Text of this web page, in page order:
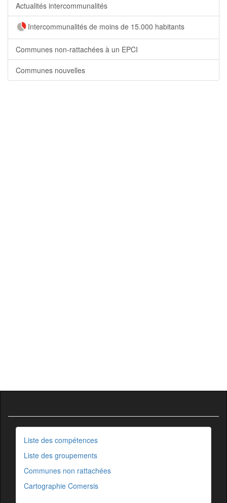
Actualités intercommunalités
Intercommunalités de moins de 15.000 habitants
Communes non-rattachées à un EPCI
Communes nouvelles
Liste des compétences
Liste des groupements
Communes non rattachées
Cartographie Comersis